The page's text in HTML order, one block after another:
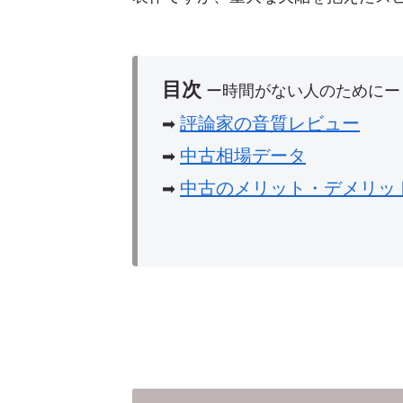
目次 ー時間がない人のためにー
➡︎ 評論家の音質レビュー
➡︎ 中古相場データ
➡︎ 中古のメリット・デメリッ